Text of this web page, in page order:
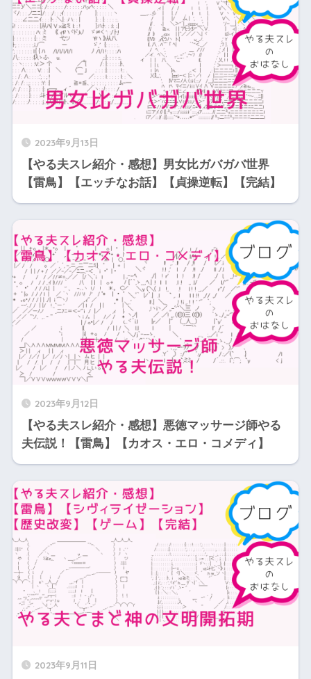
2023年9月13日
【やる夫スレ紹介・感想】男女比ガバガバ世界
【雷鳥】【エッチなお話】【貞操逆転】【完結】
2023年9月12日
【やる夫スレ紹介・感想】悪徳マッサージ師やる
夫伝説！【雷鳥】【カオス・エロ・コメディ】
2023年9月11日